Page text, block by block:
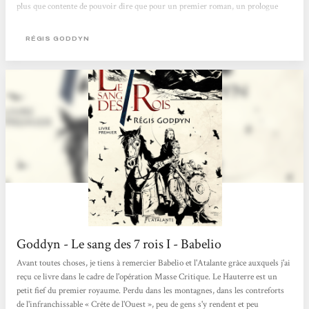
plus que contente de pouvoir dire que pour un premier roman, un prologue
beaucoup le regard et ce, malgré sa simplicité. On pourrait se dire que
RÉGIS GODDYN
Goddyn - Le sang des 7 rois I - Babelio
Avant toutes choses, je tiens à remercier Babelio et l'Atalante grâce auxquels j'ai
reçu ce livre dans le cadre de l'opération Masse Critique. Le Hauterre est un
petit fief du premier royaume. Perdu dans les montagnes, dans les contreforts
de l'infranchissable « Crête de l'Ouest », peu de gens s'y rendent et peu